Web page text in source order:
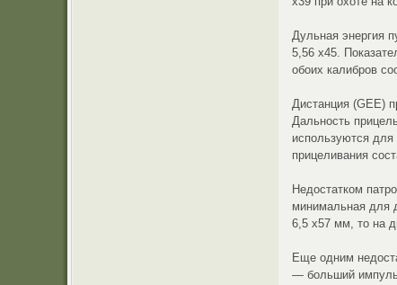
Дульная энергия
5,56 х45.
обоих калибров
Дистанция (GEE)
Дальность
используются для
прицеливания
Недостатком
минимальная для
6,5 х57 мм, то на
Еще одним
— больший